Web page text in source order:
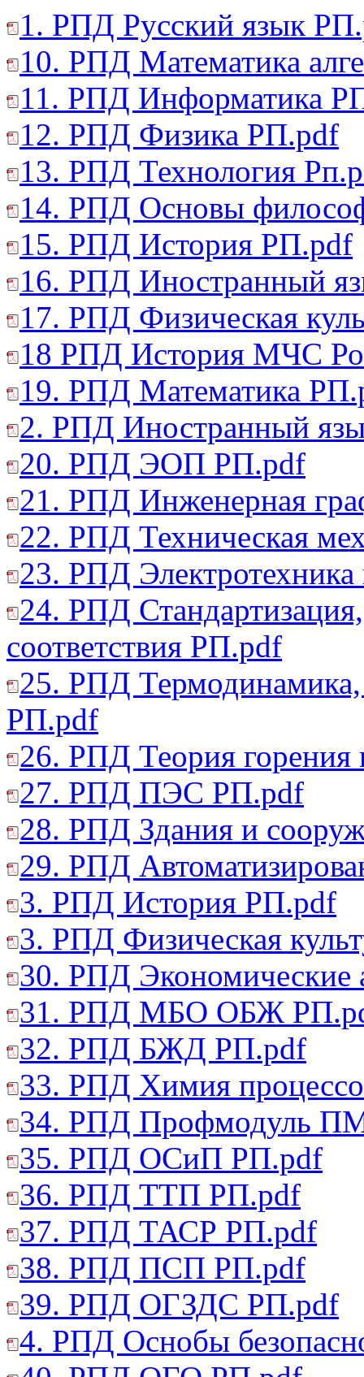
1. РПД Русский язык
10. РПД Математика
11. РПД Информатика
12. РПД Физика РП.pdf
13. РПД Технология
14. РПД Основы
15. РПД История РП.pdf
16. РПД Иностранный
17. РПД Физическая
18 РПД История МЧС
19. РПД Математика
2. РПД Иностранный
20. РПД ЭОП РП.pdf
21. РПД Инженерная
22. РПД Техническая
23. РПД
24. РПД
соответствия РП.pdf
25. РПД Термодинамика,
РП.pdf
26. РПД Теория горения
27. РПД ПЭС РП.pdf
28. РПД Здания и
29. РПД
3. РПД История РП.pdf
3. РПД Физическая
30. РПД Экономические
31. РПД МБО ОБЖ
32. РПД БЖД РП.pdf
33. РПД Химия
34. РПД Профмодуль
35. РПД ОСиП РП.pdf
36. РПД ТТП РП.pdf
37. РПД ТАСР РП.pdf
38. РПД ПСП РП.pdf
39. РПД ОГЗДС РП.pdf
4. РПД Оснобы